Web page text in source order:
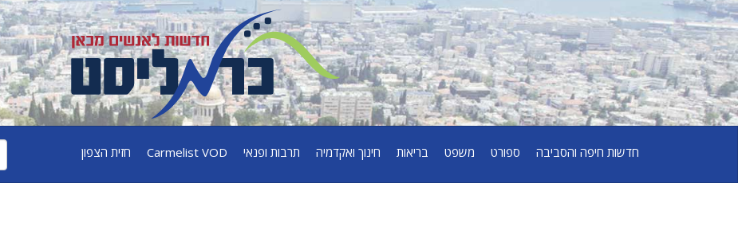
חדשות חיפה והסביבה ספורט משפט בריאות חינוך ואקדמיה תרבות ופנאי Carmelist VOD חזית הצפון